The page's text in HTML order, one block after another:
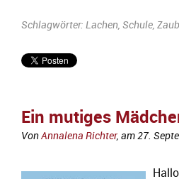
Schlagwörter: Lachen, Schule,
Ein mutiges
VonAnnalena Richter, am27.